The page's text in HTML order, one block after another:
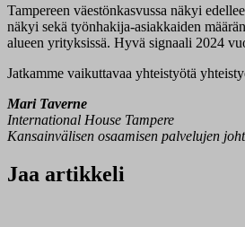
Tampereen väestönkasvussa näkyi
näkyi sekä työnhakija-asiakkaiden
alueen yrityksissä. Hyvä signaali 2024
Jatkamme vaikuttavaa yhteistyötä
Mari Taverne
International House Tampere
Kansainvälisen osaamisen palvelujen
Jaa artikkeli